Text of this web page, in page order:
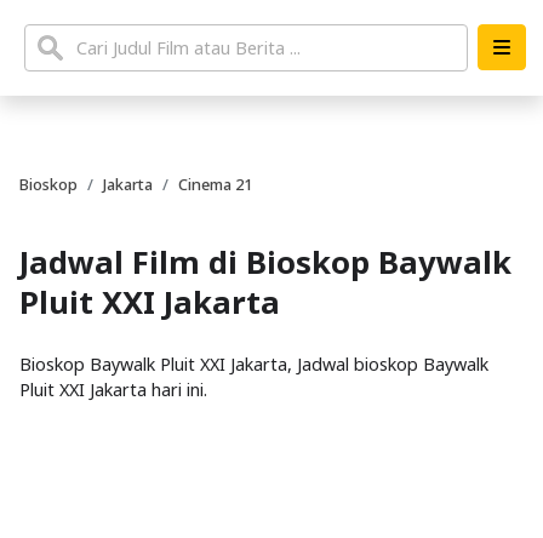
Bioskop Jakarta Cinema 21
Jadwal Film di Bioskop Baywalk
Pluit XXI Jakarta
Bioskop Baywalk Pluit XXI Jakarta, Jadwal bioskop Baywalk
Pluit XXI Jakarta hari ini.